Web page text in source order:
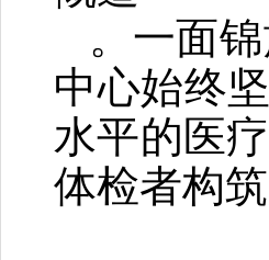
。一面
中心始终
水平的医
体检者构